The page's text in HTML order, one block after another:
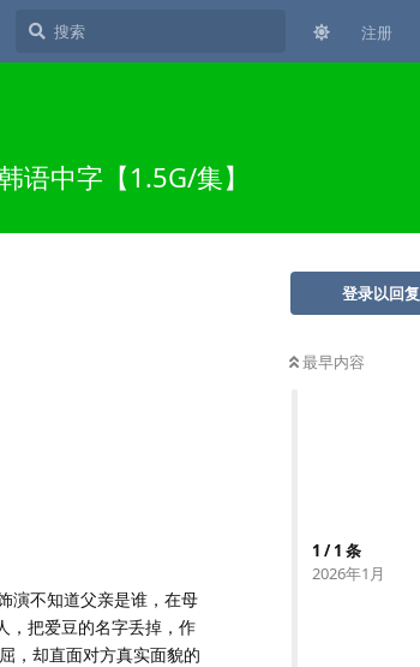
注册
语中字【1.5G/集】
登录以回复
最早内容
1 /1 条
2026年1月
演不知道父亲是谁，在母
，把爱豆的名字丢掉，作
，却直面对方真实面貌的